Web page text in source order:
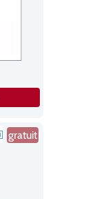
gratuit